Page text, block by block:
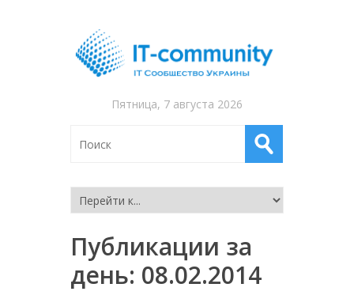
Пятница, 7 августа 2026
Публикации за
день: 08.02.2014